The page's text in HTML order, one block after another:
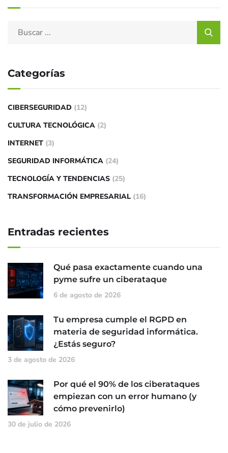
Categorías
CIBERSEGURIDAD (12)
CULTURA TECNOLÓGICA (2)
INTERNET (3)
SEGURIDAD INFORMÁTICA (24)
TECNOLOGÍA Y TENDENCIAS (25)
TRANSFORMACIÓN EMPRESARIAL (16)
Entradas recientes
Qué pasa exactamente cuando una
pyme sufre un ciberataque
6 de agosto de 2026
Tu empresa cumple el RGPD en
materia de seguridad informática.
¿Estás seguro?
3 de agosto de 2026
Por qué el 90% de los ciberataques
empiezan con un error humano (y
cómo prevenirlo)
30 de julio de 2026